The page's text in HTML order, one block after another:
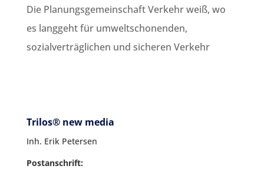
Die Planungsgemeinschaft Verkehr weiß, wo
es langgeht für umweltschonenden,
sozialverträglichen und sicheren Verkehr
Trilos® new media
Inh. Erik Petersen
Postanschrift: